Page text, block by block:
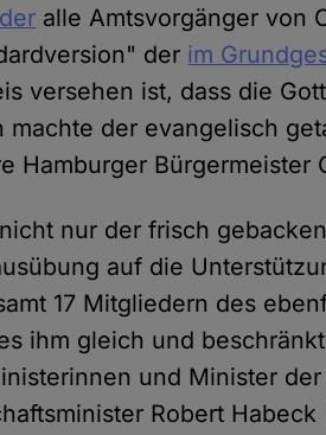
alle Amtsvorgänger von
der im
versehen ist, dass die
machte der evangelisch
Hamburger Bürgermeister
nur der frisch
auf die
17 Mitgliedern des
ihm gleich und
und Minister
Robert